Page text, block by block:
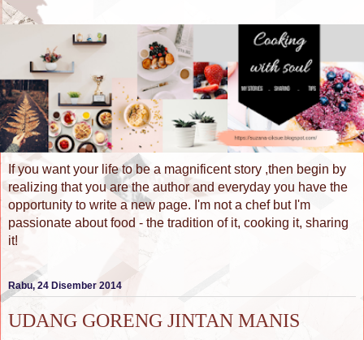
If you want your life to be a magnificent story ,then begin by
realizing that you are the author and everyday you have the
opportunity to write a new page. I'm not a chef but I'm
passionate about food - the tradition of it, cooking it, sharing
it!
Rabu, 24 Disember 2014
UDANG GORENG JINTAN MANIS